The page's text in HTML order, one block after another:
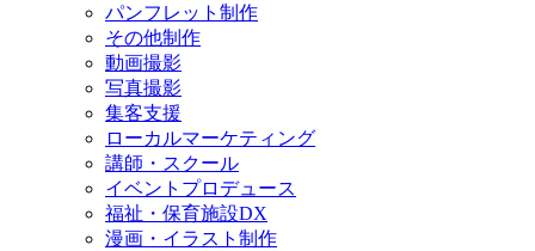
パンフレット制作
その他制作
動画撮影
写真撮影
集客支援
ローカルマーケティング
講師・スクール
イベントプロデュース
福祉・保育施設DX
漫画・イラスト制作